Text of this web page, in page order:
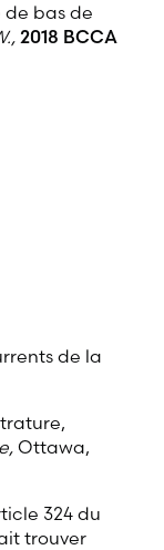
de bas de
2018 BCCA
de la
Ottawa,
324 du
trouver